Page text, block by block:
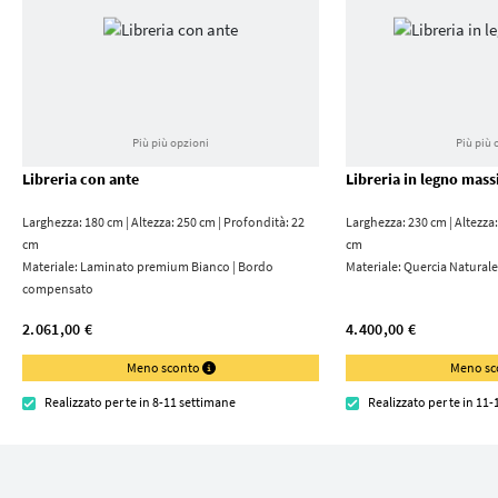
Più più opzioni
Libreria con ante
Larghezza: 180 cm | Altezza: 250 cm | Profondità: 22
cm
Materiale: Laminato premium Bianco | Bordo
compensato
2.061,00 €
Meno sconto
Realizzato per te in 8-11 settimane
Più più
Libreria in legno
Larghezza: 230 cm |
cm
Materiale:Quercia
4.400,00 €
Meno
Realizzato per te in